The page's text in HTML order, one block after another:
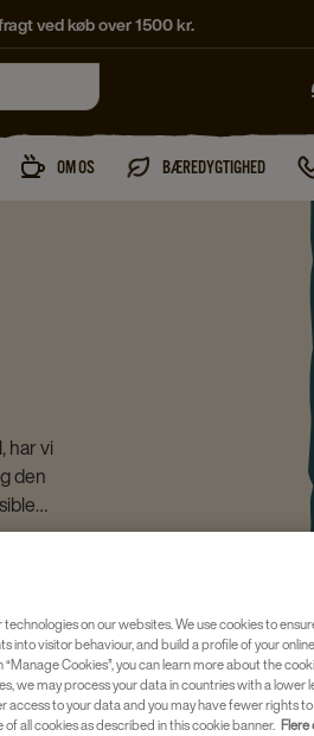
ved køb over 1500 kr.
OM OS BÆREDYGTIGHED
har vi
den
on our websites. We use cookies to
into visitor behaviour, and build a profile of your
Cookies”, you can learn more about the
we may process your data in countries with a lower
access to your data and you may have fewer rights
all cookies as described in this cookie banner. Flere